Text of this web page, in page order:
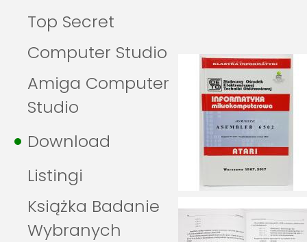
Top Secret
Computer Studio
Amiga Computer
Studio
Download
Listingi
Książka Badanie
Wybranych